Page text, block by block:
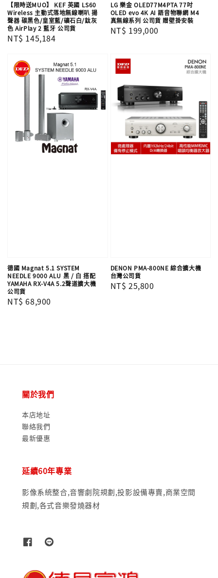
【限時送MUO】 KEF 英國 LS60
Wireless 主動式落地無線喇叭 揚
聲器 碳黑色/皇室藍/礦石白/鈦灰
色 AirPlay 2 藍牙 公司貨
Regular
NT$ 145,184
LG 樂金 OLED77M4PTA 77吋
OLED evo 4K AI 語音物聯網 M4
真無線系列 公司貨 贈壁掛安裝
Regular
NT$ 199,000
德國 Magnat 5.1 SYSTEM
NEEDLE 9000 ALU 黑 / 白 搭配
YAMAHA RX-V4A 5.2聲道擴大機
公司貨
Regular
NT$ 68,900
DENON PMA-800NE 綜合擴大機
台灣公司貨
Regular
NT$ 25,800
關於我們
本店地址
聯絡我們
最新優惠
延續60年專業
影像系統整合,音響劇院規劃,投影設備專賣,商業空間
規劃,各式音樂發燒器材